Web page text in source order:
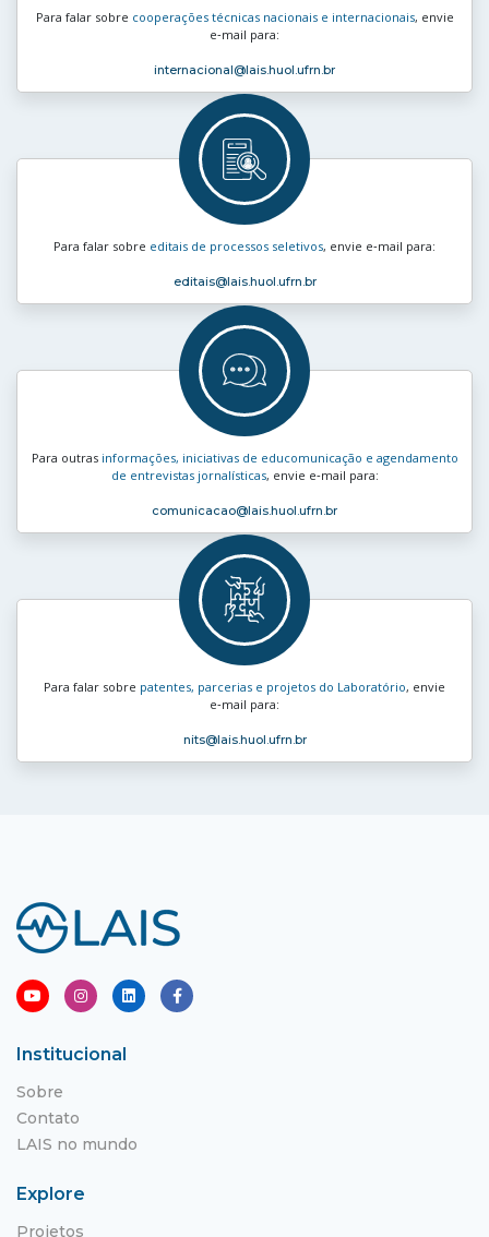
Para falar sobre cooperações técnicas nacionais e internacionais, envie
e‑mail para:
internacional@lais.huol.ufrn.br
Para falar sobre editais de processos seletivos, envie e‑mail para:
editais@lais.huol.ufrn.br
Para outras informações, iniciativas de educomunicação e agendamento
de entrevistas jornalísticas, envie e‑mail para:
comunicacao@lais.huol.ufrn.br
Para falar sobre patentes, parcerias e projetos do Laboratório, envie
e‑mail para:
nits@lais.huol.ufrn.br
Institucional
Sobre
Contato
LAIS no mundo
Explore
Projetos